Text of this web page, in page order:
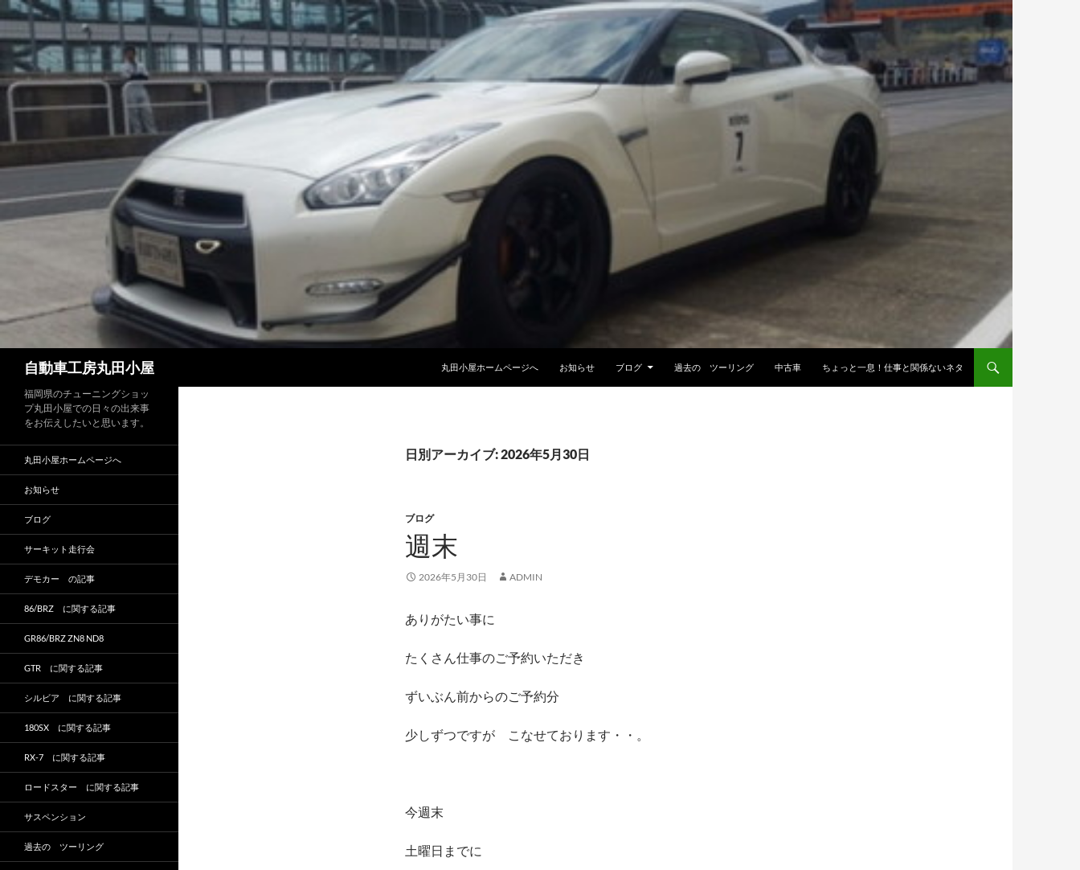
コ
テ
ツ
へ
キ
ッ
自動車工房丸田小屋 丸田小屋ホームページへ お知らせ ブログ 過去の ツーリング 中古車 ちょっと一息！仕事と関係ないネタ
日別アーカイブ: 2026年5月30日
ブログ
週末
2026年5月30日 ADMIN
ありがたい事に
たくさん仕事のご予約いただき
ずいぶん前からのご予約分
少しずつですが こなせております・・。
今週末
土曜日までに
福岡県のチューニングショッ
プ丸田小屋での日々の出来事
をお伝えしたいと思います。
丸田小屋ホームページへ
お知らせ
ブログ
サーキット走行会
デモカー の記事
86/BRZ に関する記事
GR86/BRZ ZN8 ND8
GTR に関する記事
シルビア に関する記事
180SX に関する記事
RX-7 に関する記事
ロードスター に関する記事
サスペンション
過去の ツーリング